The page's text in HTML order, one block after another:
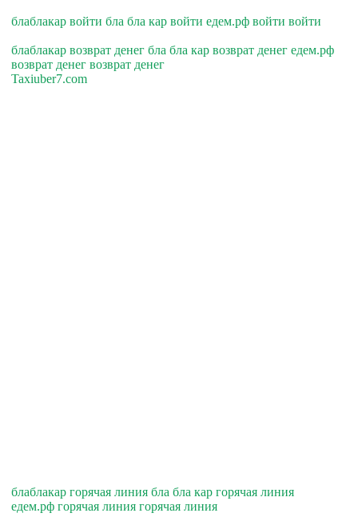
блаблакар войти бла бла кар войти едем.рф войти войти
блаблакар возврат денег бла бла кар возврат денег едем.рф
возврат денег возврат денег
Taxiuber7.com
блаблакар горячая линия бла бла кар горячая линия
едем.рф горячая линия горячая линия